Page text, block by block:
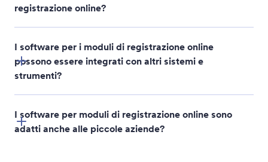
registrazione online?
I software per i moduli di registrazione online
possono essere integrati con altri sistemi e
strumenti?
I software per moduli di registrazione online sono
adatti anche alle piccole aziende?